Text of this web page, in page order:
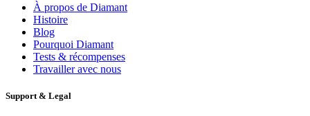
À propos de Diamant
Histoire
Blog
Pourquoi Diamant
Tests & récompenses
Travailler avec nous
Support & Legal